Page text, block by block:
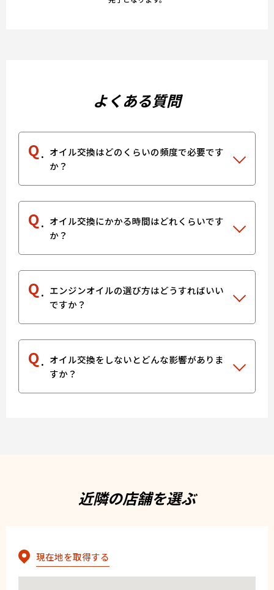
よくある質問
Q
オイル交換はどのくらいの頻度で必要です
か？
Q
オイル交換にかかる時間はどれくらいです
か？
Q
エンジンオイルの選び方はどうすればいい
ですか？
Q
オイル交換をしないとどんな影響がありま
すか？
近隣の店舗を選ぶ
現在地を取得する